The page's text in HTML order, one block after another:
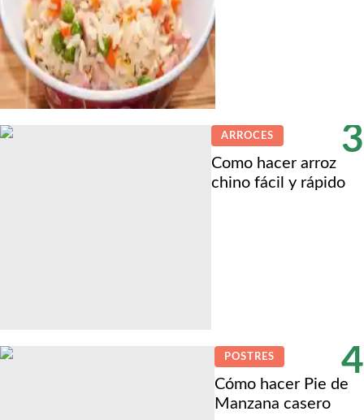
3
ARROCES
Como hacer arroz
chino fácil y rápido
4
POSTRES
Cómo hacer Pie de
Manzana casero